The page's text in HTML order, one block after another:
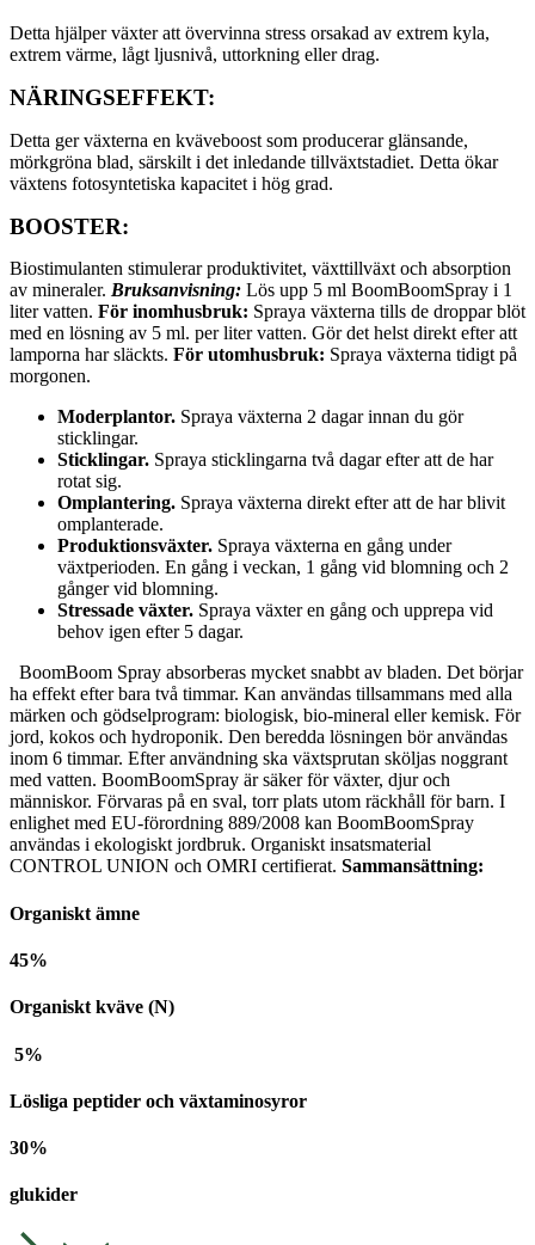
Detta hjälper växter att övervinna stress orsakad av extrem kyla,
extrem värme, lågt ljusnivå, uttorkning eller drag.
NÄRINGSEFFEKT:
Detta ger växterna en kväveboost som producerar glänsande,
mörkgröna blad, särskilt i det inledande tillväxtstadiet. Detta ökar
växtens fotosyntetiska kapacitet i hög grad.
BOOSTER:
Biostimulanten stimulerar produktivitet, växttillväxt och absorption
av mineraler. Bruksanvisning: Lös upp 5 ml BoomBoomSpray i 1
liter vatten. För inomhusbruk: Spraya växterna tills de droppar blöt
med en lösning av 5 ml. per liter vatten. Gör det helst direkt efter att
lamporna har släckts. För utomhusbruk: Spraya växterna tidigt på
morgonen.
Moderplantor. Spraya växterna 2 dagar innan du gör
sticklingar.
Sticklingar. Spraya sticklingarna två dagar efter att de har
rotat sig.
Omplantering. Spraya växterna direkt efter att de har blivit
omplanterade.
Produktionsväxter. Spraya växterna en gång under
växtperioden. En gång i veckan, 1 gång vid blomning och 2
gånger vid blomning.
Stressade växter. Spraya växter en gång och upprepa vid
behov igen efter 5 dagar.
BoomBoom Spray absorberas mycket snabbt av bladen. Det börjar
ha effekt efter bara två timmar. Kan användas tillsammans med alla
märken och gödselprogram: biologisk, bio-mineral eller kemisk. För
jord, kokos och hydroponik. Den beredda lösningen bör användas
inom 6 timmar. Efter användning ska växtsprutan sköljas noggrant
med vatten. BoomBoomSpray är säker för växter, djur och
människor. Förvaras på en sval, torr plats utom räckhåll för barn. I
enlighet med EU-förordning 889/2008 kan BoomBoomSpray
användas i ekologiskt jordbruk. Organiskt insatsmaterial
CONTROL UNION och OMRI certifierat. Sammansättning:
Organiskt ämne
45%
Organiskt kväve (N)
5%
Lösliga peptider och växtaminosyror
30%
glukider